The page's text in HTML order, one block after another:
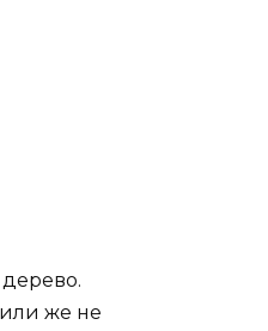
же не